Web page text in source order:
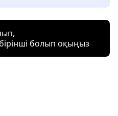
болып оқыңыз